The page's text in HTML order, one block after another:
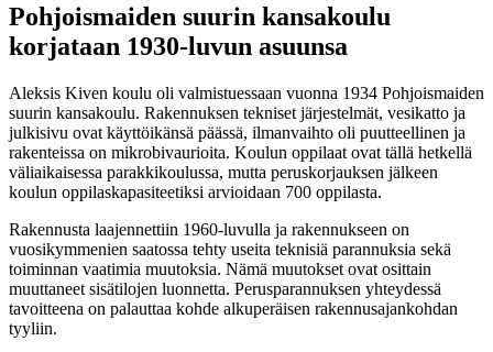
Pohjoismaiden suurin kansakoulu
korjataan 1930-luvun asuunsa
Aleksis Kiven koulu oli valmistuessaan vuonna 1934 Pohjoismaiden
suurin kansakoulu. Rakennuksen tekniset järjestelmät, vesikatto ja
julkisivu ovat käyttöikänsä päässä, ilmanvaihto oli puutteellinen ja
rakenteissa on mikrobivaurioita. Koulun oppilaat ovat tällä hetkellä
väliaikaisessa parakkikoulussa, mutta peruskorjauksen jälkeen
koulun oppilaskapasiteetiksi arvioidaan 700 oppilasta.
Rakennusta laajennettiin 1960-luvulla ja rakennukseen on
vuosikymmenien saatossa tehty useita teknisiä parannuksia sekä
toiminnan vaatimia muutoksia. Nämä muutokset ovat osittain
muuttaneet sisätilojen luonnetta. Perusparannuksen yhteydessä
tavoitteena on palauttaa kohde alkuperäisen rakennusajankohdan
tyyliin.